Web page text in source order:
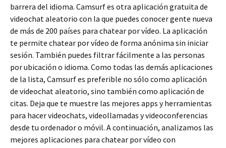
barrera del idioma. Camsurf es otra aplicación gratuita de
videochat aleatorio con la que puedes conocer gente nueva
de más de 200 países para chatear por vídeo. La aplicación
te permite chatear por vídeo de forma anónima sin iniciar
sesión. También puedes filtrar fácilmente a las personas
por ubicación o idioma. Como todas las demás aplicaciones
de la lista, Camsurf es preferible no sólo como aplicación
de videochat aleatorio, sino también como aplicación de
citas. Deja que te muestre las mejores apps y herramientas
para hacer videochats, videollamadas y videoconferencias
desde tu ordenador o móvil. A continuación, analizamos las
mejores aplicaciones para chatear por vídeo con